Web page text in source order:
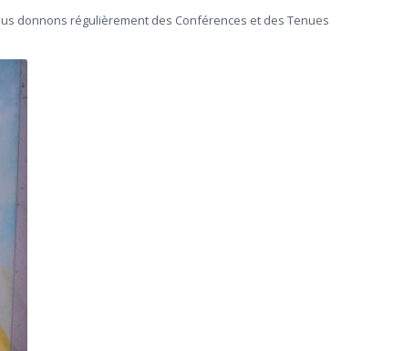
donnons régulièrement des Conférences et des Tenues